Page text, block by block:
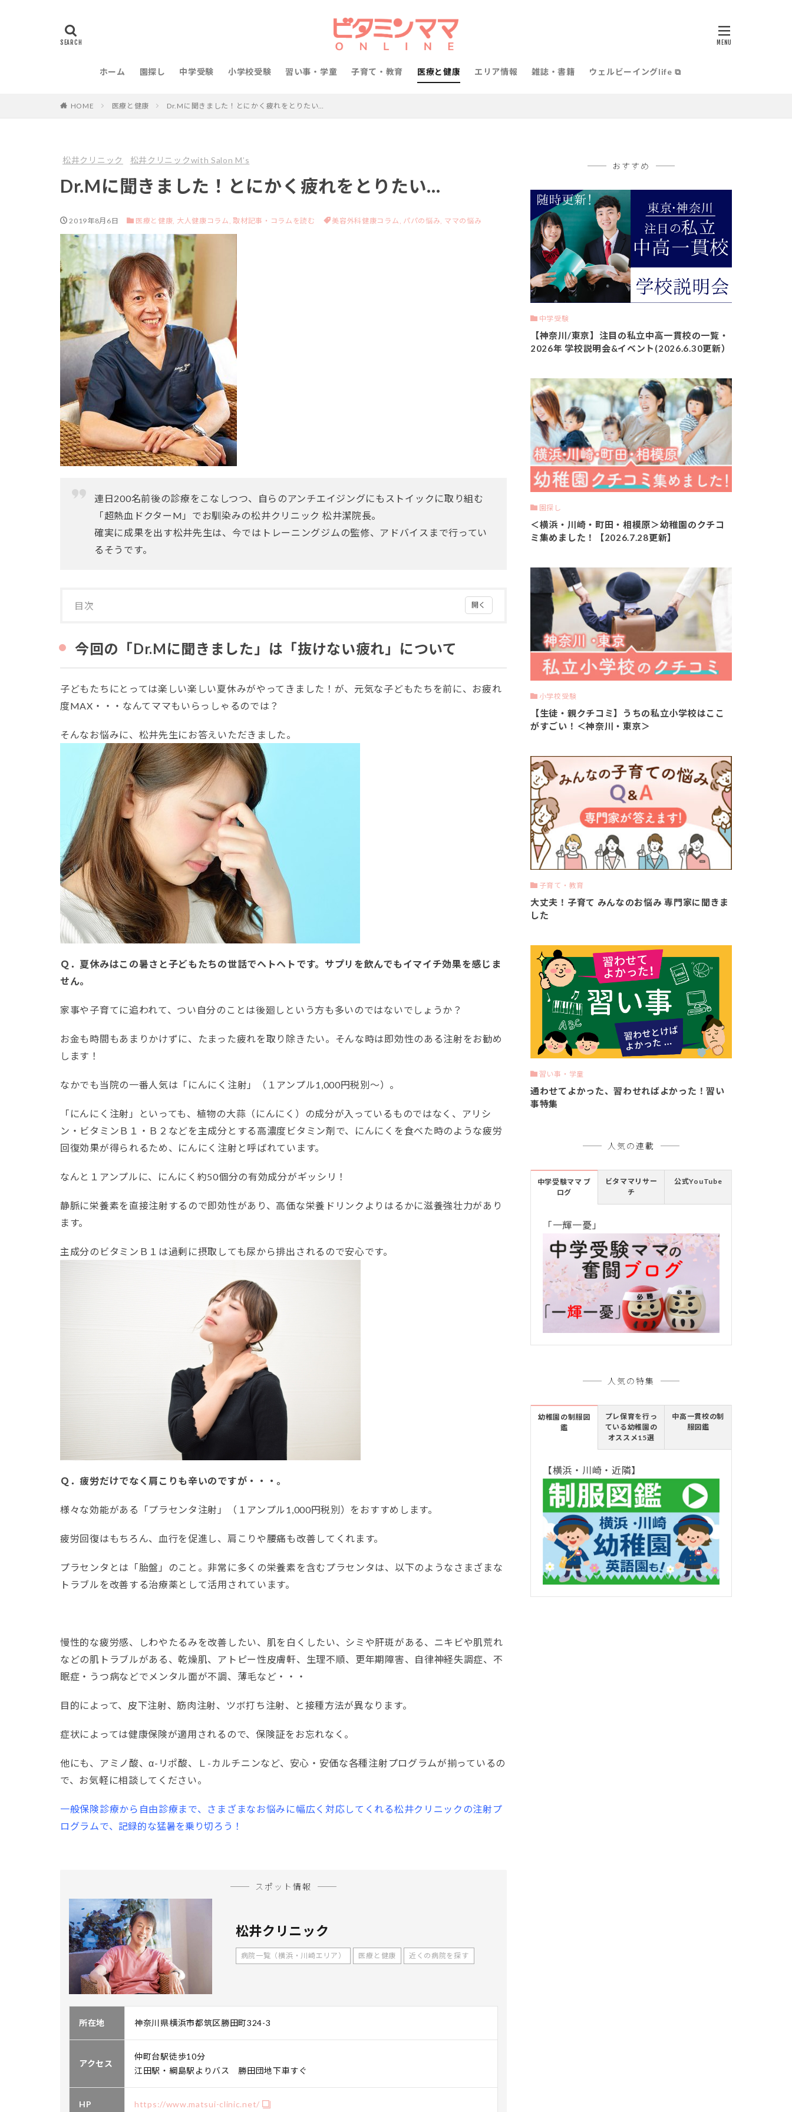
ホーム 園探し 中学受験 小学校受験 習い事・学童 子育て・教育 医療と健康 エリア情報 雑誌・書籍 ウェルビーイングlife ⧉
HOME 医療と健康 Dr.Mに聞きました！とにかく疲れをとりたい…
松井クリニック 松井クリニックwith Salon M’s
Dr.Mに聞きました！とにかく疲れをとりたい…
2019年8月6日 医療と健康, 大人健康コラム, 取材記事・コラムを読む 美容外科健康コラム, パパの悩み, ママの悩み
連日200名前後の診療をこなしつつ、自らのアンチエイジングにもストイックに取り組む
「超熱血ドクターM」でお馴染みの松井クリニック 松井潔院長。
確実に成果を出す松井先生は、今ではトレーニングジムの監修、アドバイスまで行ってい
るそうです。
目次
「Dr.M
た」は
「抜け
ついて
今回の「Dr.Mに聞きました」は「抜けない疲れ」について
子どもたちにとっては楽しい楽しい夏休みがやってきました！が、元気な子どもたちを前に、お疲れ
度MAX・・・なんてママもいらっしゃるのでは？
そんなお悩みに、松井先生にお答えいただきました。
Ｑ．夏休みはこの暑さと子どもたちの世話でヘトヘトです。サプリを飲んでもイマイチ効果を感じま
せん。
家事や子育てに追われて、つい自分のことは後廻しという方も多いのではないでしょうか？
お金も時間もあまりかけずに、たまった疲れを取り除きたい。そんな時は即効性のある注射をお勧め
します！
なかでも当院の一番人気は「にんにく注射」（１アンプル1,000円税別～）。
「にんにく注射」といっても、植物の大蒜（にんにく）の成分が入っているものではなく、アリシ
ン・ビタミンＢ１・Ｂ２などを主成分とする高濃度ビタミン剤で、にんにくを食べた時のような疲労
回復効果が得られるため、にんにく注射と呼ばれています。
なんと１アンプルに、にんにく約50個分の有効成分がギッシリ！
静脈に栄養素を直接注射するので即効性があり、高価な栄養ドリンクよりはるかに滋養強壮力があり
ます。
主成分のビタミンＢ１は過剰に摂取しても尿から排出されるので安心です。
Ｑ．疲労だけでなく肩こりも辛いのですが・・・。
様々な効能がある「プラセンタ注射」（１アンプル1,000円税別）をおすすめします。
疲労回復はもちろん、血行を促進し、肩こりや腰痛も改善してくれます。
プラセンタとは「胎盤」のこと。非常に多くの栄養素を含むプラセンタは、以下のようなさまざまな
トラブルを改善する治療薬として活用されています。
慢性的な疲労感、しわやたるみを改善したい、肌を白くしたい、シミや肝斑がある、ニキビや肌荒れ
などの肌トラブルがある、乾燥肌、アトピー性皮膚軒、生理不順、更年期障害、自律神経失調症、不
眠症・うつ病などでメンタル面が不調、薄毛など・・・
目的によって、皮下注射、筋肉注射、ツボ打ち注射、と接種方法が異なります。
症状によっては健康保険が適用されるので、保険証をお忘れなく。
他にも、アミノ酸、α-リポ酸、Ｌ-カルチニンなど、安心・安価な各種注射プログラムが揃っているの
で、お気軽に相談してください。
一般保険診療から自由診療まで、さまざまなお悩みに幅広く対応してくれる松井クリニックの注射プ
ログラムで、記録的な猛暑を乗り切ろう！
スポット情報
松井クリニック
病院一覧（横浜・川崎エリア） 医療と健康 近くの病院を探す
所在地 神奈川県横浜市都筑区勝田町324-3
アクセス
仲町台駅徒歩10分
江田駅・綱島駅よりバス 勝田団地下車すぐ
HP https://www.matsui-clinic.net/
おすすめ
中学受験
【神奈川/東京】注目の私立中高一貫校の一覧・
2026年 学校説明会&イベント(2026.6.30更新）
園探し
＜横浜・川崎・町田・相模原＞幼稚園のクチコ
ミ集めました！【2026.7.28更新】
小学校受験
【生徒・親クチコミ】うちの私立小学校はここ
がすごい！＜神奈川・東京＞
子育て・教育
大丈夫！子育て みんなのお悩み 専門家に聞きま
した
習い事・学童
通わせてよかった、習わせればよかった！習い
事特集
人気の連載
中学受験ママ ブ
ログ
ビタママリサー
チ
公式YouTube
「一輝一憂」
人気の特集
幼稚園の制服図
鑑
プレ保育を行っ
ている幼稚園の
オススメ15選
中高一貫校の制
服図鑑
【横浜・川崎・近隣】